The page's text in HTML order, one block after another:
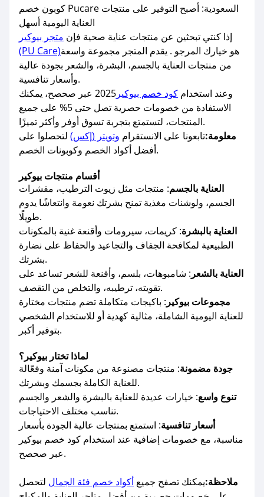
كوبون خصم Pucare السعودية: أصبح التوفير على منتجات
العناية اليومية أسهل
إذا كنتي تبحثين عن منتجات عناية صحية فإن متجر بيوكير
(PU Care)هو خيارك المرجو . يقدم المتجر مجموعة واسعة
من منتجات العناية بالجسم، البشرة، والشعر بجودة عالية
وأسعار تنافسية.
وعند استخدام كود خصم بيوكير
2025 عبر صحصح، يمكنك
الاستفادة من خصومات حصرية تصل حتى 5% على جميع
المنتجات، لتستمتع بتجربة تسوق أوفر وأكثر تميزًا.
معلومة:تابعونا على الانستقرام وتويتر (إكس) لتحصلوا على
أفضل أكواد الخصم وكوبونات الخصم.
أقسام منتجات بيوكير
العناية بالجسم: منتجات مثل زيوت الترطيب، مقشرات
الجسم، ولوشنات مغذية تمنح بشرتك نعومة وانتعاشًا يدوم
طويلًا.
العناية بالبشرة: كريمات، سيرومات وأقنعة غنية بالمكونات
الطبيعية لمكافحة الجفاف والتجاعيد والحفاظ على نضارة
بشرتك.
العناية بالشعر : شامبوهات، بلسم، وأقنعة للشعر تساعد على
تقويته، ترطيبه، والتخلص من التقصف.
مجموعات بيوكير : باكيجات متكاملة تضم منتجات مختارة
للعناية اليومية الشاملة، مثالية كهدية أو للاستخدام الشخصي
بتوفير أكبر.
لماذا تختار بيوكير؟
جودة مضمونة: منتجات مصنوعة من مكونات آمنة وفعّالة
للعناية الكاملة بجسمك وبشرتك.
تنوع واسع: خيارات عديدة للعناية بالبشرة والشعر والجسم
تناسب مختلف الاحتياجات.
أسعار تنافسية: استمتع بمنتجات عالية الجودة بأسعار
مناسبة، مع خصومات إضافية عند استخدام كود خصم بيوكير
عبر صحصح.
ملاحظة:يمكنك تصفح جميع أكواد خصم فئة الجمال لتحصل